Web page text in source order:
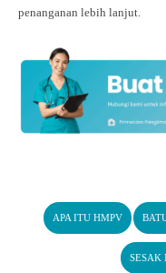
penanganan lebih lanjut.
APA ITU HMPV
SESAK